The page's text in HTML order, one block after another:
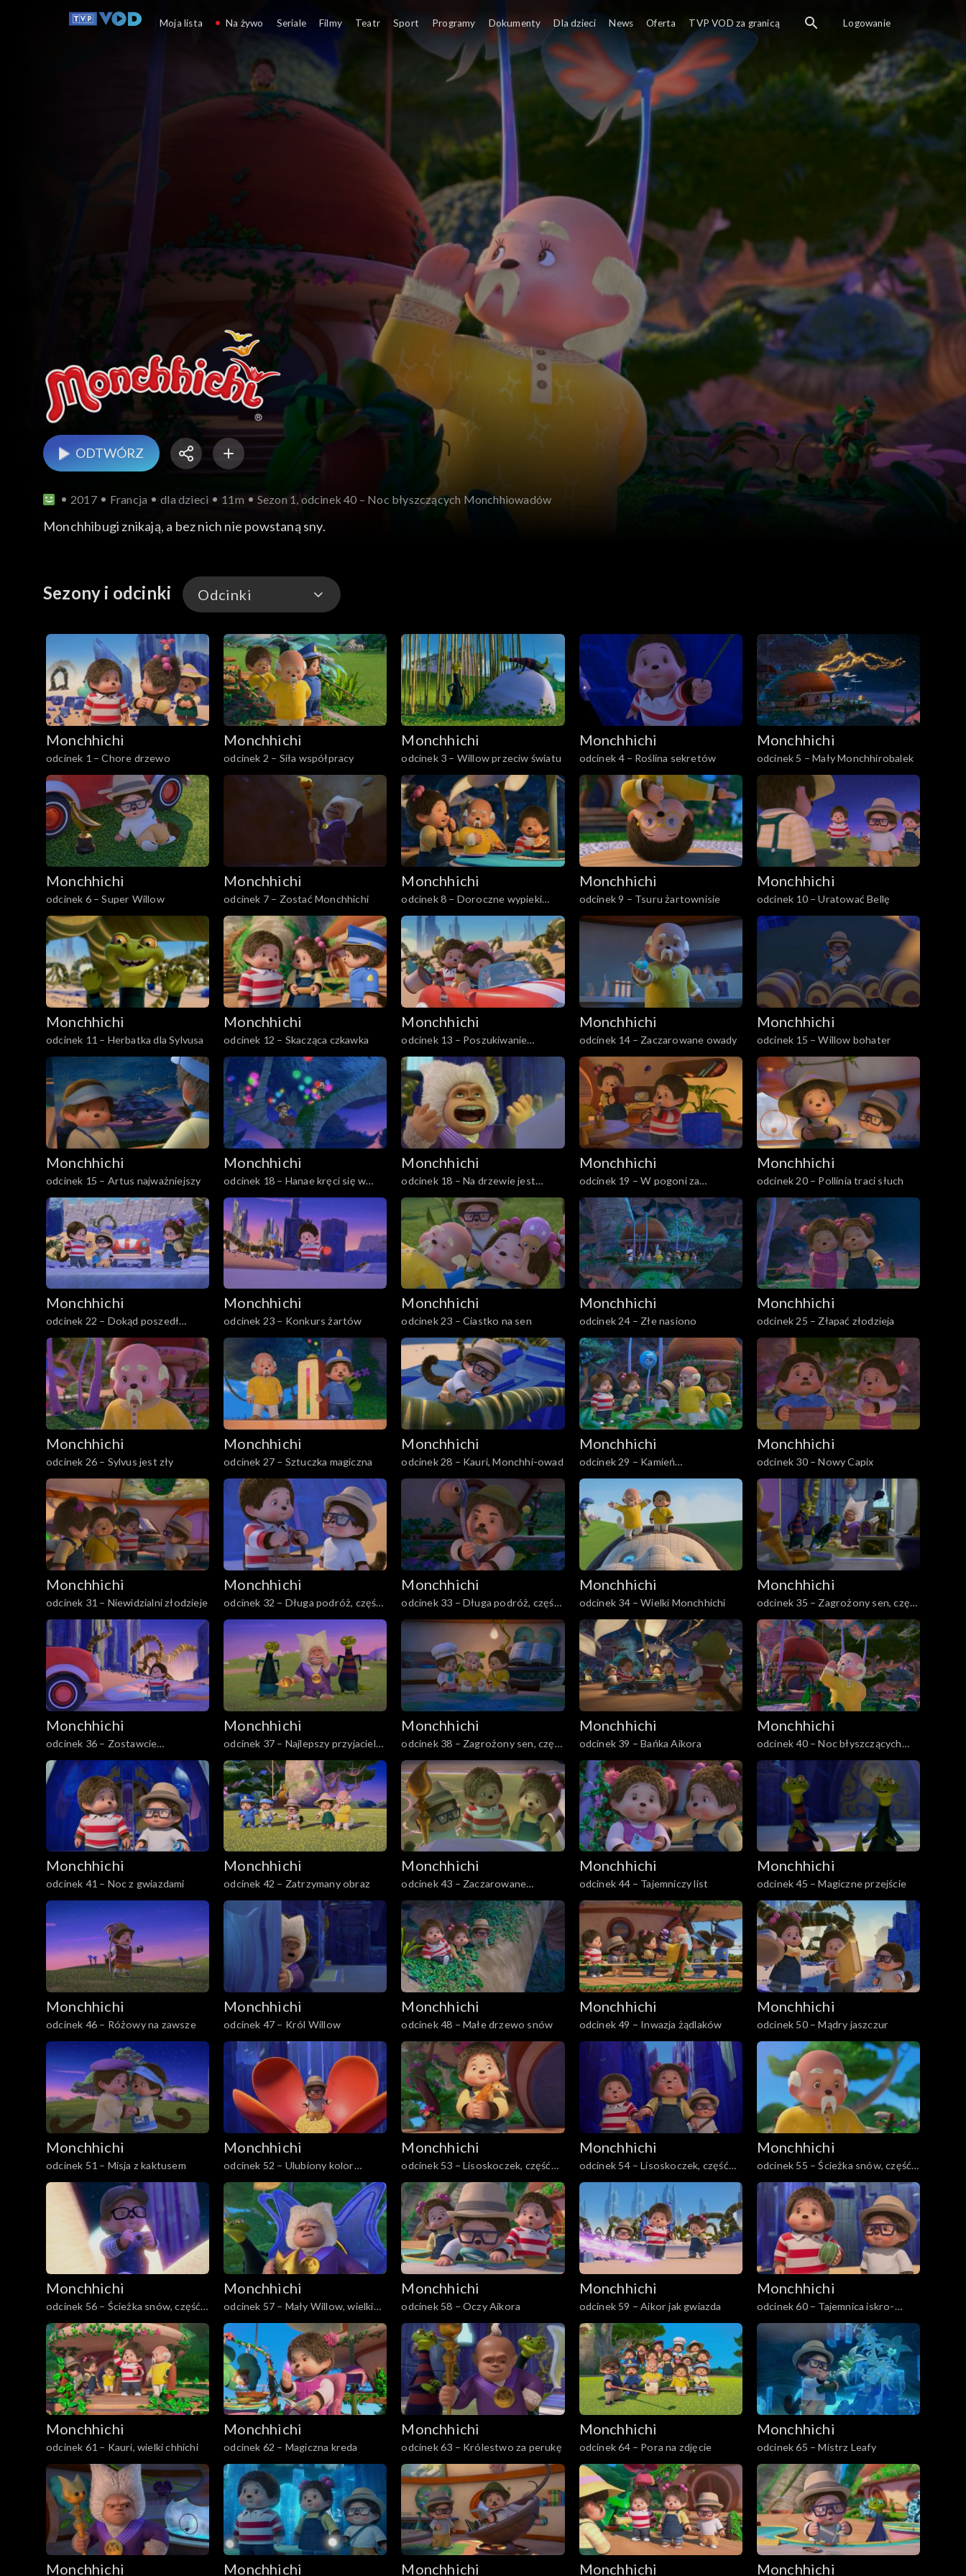
Monchhichi
ODTWÓRZ
2017 Francja dla dzieci 11m Sezon 1, odcinek 40 – Noc błyszczących Monchhiowadów
Monchhibugi znikają, a bez nich nie powstaną sny.
Sezony i odcinki Odcinki
Odcinki
Monchhichi
odcinek 1 – Chore drzewo
Monchhichi
odcinek 2 – Siła współpracy
Monchhichi
odcinek 3 – Willow przeciw światu
Monchhichi
odcinek 4 – Roślina sekretów
Monchhichi
odcinek 5 – Mały Monchhirobalek
Monchhichi
odcinek 6 – Super Willow
Monchhichi
odcinek 7 – Zostać Monchhichi
Monchhichi
odcinek 8 – Doroczne wypieki
Monchhichi
Monchhichi
odcinek 9 – Tsuru żartownisie
Monchhichi
odcinek 10 – Uratować Bellę
Monchhichi
odcinek 11 – Herbatka dla Sylvusa
Monchhichi
odcinek 12 – Skacząca czkawka
Monchhichi
odcinek 13 – Poszukiwanie
straconej pamięci
Monchhichi
odcinek 14 – Zaczarowane owady
Monchhichi
odcinek 15 – Willow bohater
Monchhichi
odcinek 15 – Artus najważniejszy
Monchhichi
odcinek 18 – Hanae kręci się w
głowie
Monchhichi
odcinek 18 – Na drzewie jest
jaszczur
Monchhichi
odcinek 19 – W pogoni za
Monchhi-niespodziankami
Monchhichi
odcinek 20 – Pollinia traci słuch
Monchhichi
odcinek 22 – Dokąd poszedł
Willow?
Monchhichi
odcinek 23 – Konkurs żartów
Monchhichi
odcinek 23 – Ciastko na sen
Monchhichi
odcinek 24 – Złe nasiono
Monchhichi
odcinek 25 – Złapać złodzieja
Monchhichi
odcinek 26 – Sylvus jest zły
Monchhichi
odcinek 27 – Sztuczka magiczna
Monchhichi
odcinek 28 – Kauri, Monchhi-owad
Monchhichi
odcinek 29 – Kamień
Monchhiowadów
Monchhichi
odcinek 30 – Nowy Capix
Monchhichi
odcinek 31 – Niewidzialni złodzieje
Monchhichi
odcinek 32 – Długa podróż, część
pierwsza
Monchhichi
odcinek 33 – Długa podróż, część
druga
Monchhichi
odcinek 34 – Wielki Monchhichi
Monchhichi
odcinek 35 – Zagrożony sen, część
pierwsza
Monchhichi
odcinek 36 – Zostawcie
Monchhiauto
Monchhichi
odcinek 37 – Najlepszy przyjaciel
Aikor
Monchhichi
odcinek 38 – Zagrożony sen, część
druga
Monchhichi
odcinek 39 – Bańka Aikora
Monchhichi
odcinek 40 – Noc błyszczących
Monchhiowadów
Monchhichi
odcinek 41 – Noc z gwiazdami
Monchhichi
odcinek 42 – Zatrzymany obraz
Monchhichi
odcinek 43 – Zaczarowane
Monchhiauto
Monchhichi
odcinek 44 – Tajemniczy list
Monchhichi
odcinek 45 – Magiczne przejście
Monchhichi
odcinek 46 – Różowy na zawsze
Monchhichi
odcinek 47 – Król Willow
Monchhichi
odcinek 48 – Małe drzewo snów
Monchhichi
odcinek 49 – Inwazja żądlaków
Monchhichi
odcinek 50 – Mądry jaszczur
Monchhichi
odcinek 51 – Misja z kaktusem
Monchhichi
odcinek 52 – Ulubiony kolor
Szpiegożuczka
Monchhichi
odcinek 53 – Lisoskoczek, część
pierwsza
Monchhichi
odcinek 54 – Lisoskoczek, część
druga
Monchhichi
odcinek 55 – Ścieżka snów, część
pierwsza
Monchhichi
odcinek 56 – Ścieżka snów, część
druga
Monchhichi
odcinek 57 – Mały Willow, wielki
bohater
Monchhichi
odcinek 58 – Oczy Aikora
Monchhichi
odcinek 59 – Aikor jak gwiazda
Monchhichi
odcinek 60 – Tajemnica iskro-
języka
Monchhichi
odcinek 61 – Kauri, wielki chhichi
Monchhichi
odcinek 62 – Magiczna kreda
Monchhichi
odcinek 63 – Królestwo za perukę
Monchhichi
odcinek 64 – Pora na zdjęcie
Monchhichi
odcinek 65 – Mistrz Leafy
Monchhichi Monchhichi Monchhichi Monchhichi Monchhichi
Moja lista Na żywo Seriale Filmy Teatr Sport Programy Dokumenty Dla dzieci News Oferta TVP VOD za granicą Logowanie